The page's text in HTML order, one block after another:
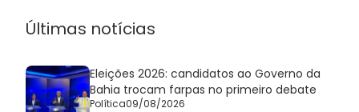
Últimas notícias
Eleições 2026: candidatos ao Governo da
Bahia trocam farpas no primeiro debate
Política09/08/2026